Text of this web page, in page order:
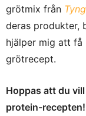
grötmix från
deras produkter,
hjälper mig att få
grötrecept.
Hoppas att du
protein-recepten!